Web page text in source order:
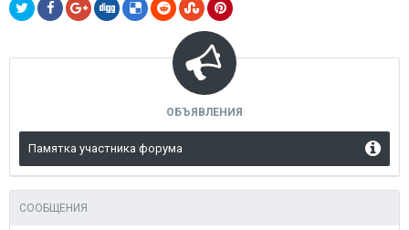
ОБЪЯВЛЕНИЯ
Памятка участника форума
СООБЩЕНИЯ